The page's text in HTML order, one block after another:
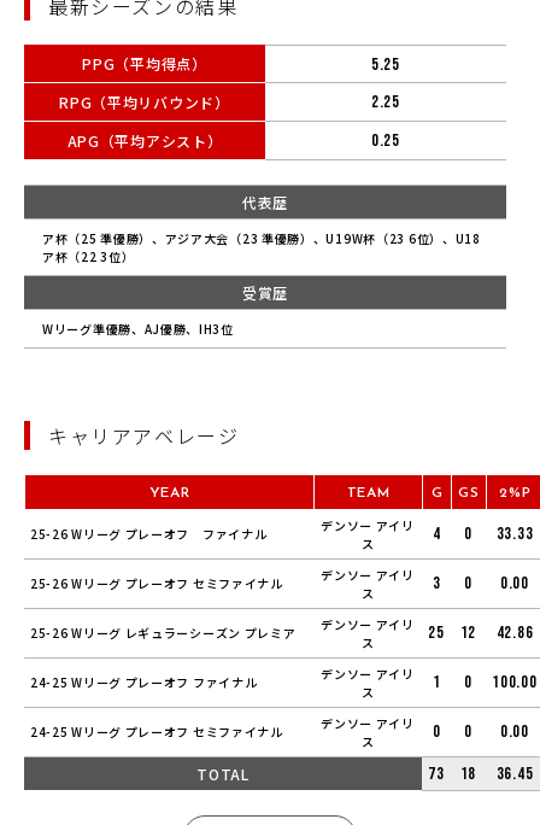
最新シーズンの結果
PPG（平均得点）
RPG（平均リバウンド）
APG（平均アシスト）
5.25
2.25
0.25
代表歴
ア杯（25 準優勝）、アジア大会（23 準優勝）、U19W杯（23 6位）、U18
ア杯（22 3位）
受賞歴
Wリーグ準優勝、AJ優勝、IH3位
キャリアアベレージ
YEAR TEAM G GS 2%P
25-26 Wリーグ プレーオフ ファイナル
デンソー アイリ
ス
4 0 33.33
25-26 Wリーグ プレーオフ セミファイナル
デンソー アイリ
ス
3 0 0.00
25-26 Wリーグ レギュラーシーズン プレミア
デンソー アイリ
ス
25 12 42.86
24-25 Wリーグ プレーオフ ファイナル
デンソー アイリ
ス
1 0 100.00
24-25 Wリーグ プレーオフ セミファイナル
デンソー アイリ
ス
0 0 0.00
TOTAL 73 18 36.45